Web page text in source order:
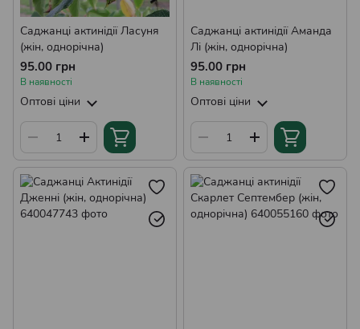
Саджанці актинідії Ласуня
(жін, однорічна)
95.00 грн
В наявності
Оптові ціни
Саджанці актинідії Аманда
Лі (жін, однорічна)
95.00 грн
В наявності
Оптові ціни